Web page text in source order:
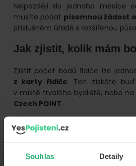
Souhlas Detaily
Nejpozději do jednoho měsíce
musíte podat písemnou žádost
příslušném úřadě s rozšířenou
Jak zjistit, kolik mám
Zjistit počet bodů řidiče lze
z karty řidiče. Ten získáte
v místě trvalého bydliště, nebo na
Czech POINT.
Výpis z karty řidiče online
Máte-li založenou datovou
si můžete obstarat i online pomocí